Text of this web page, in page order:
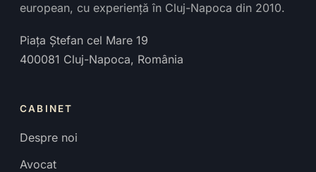
european, cu experiență în Cluj-Napoca din 2010.
Piața Ștefan cel Mare 19
400081 Cluj-Napoca, România
CABINET
Despre noi
Avocat